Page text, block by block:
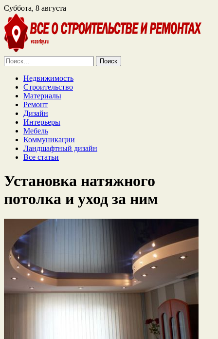
Суббота, 8 августа
Найти:
Недвижимость
Строительство
Материалы
Ремонт
Дизайн
Интерьеры
Мебель
Коммуникации
Ландшафтный дизайн
Все статьи
Установка натяжного
потолка и уход за ним